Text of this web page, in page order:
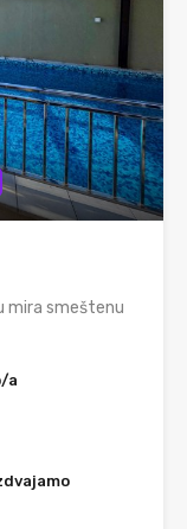
mira smeštenu
a